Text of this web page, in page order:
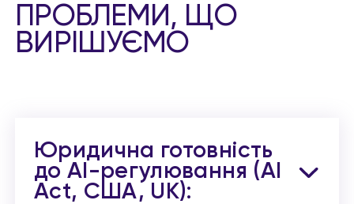
ПРОБЛЕМИ, ЩО
ВИРІШУЄМО
Юридична готовність
до AI-регулювання (AI
Act, США, UK):